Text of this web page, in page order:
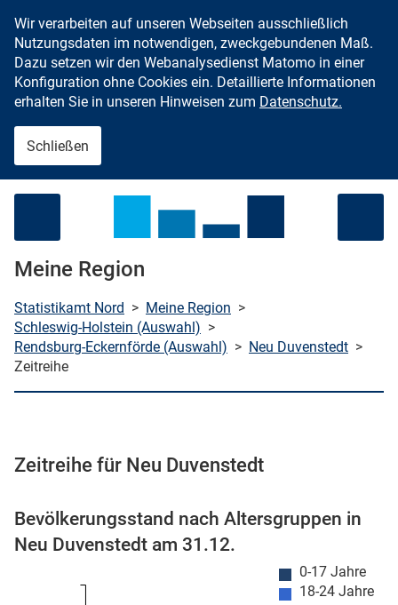
Zum Inhalt springen
starten
Wir verarbeiten auf unseren Webseiten ausschließlich
Nutzungsdaten im notwendigen, zweckgebundenen Maß.
Dazu setzen wir den Webanalysedienst Matomo in einer
Konfiguration ohne Cookies ein. Detaillierte Informationen
erhalten Sie in unseren Hinweisen zum Datenschutz.
Schließen
Meine Region
Statistikamt Nord > Meine Region >
Schleswig-Holstein (Auswahl) >
Rendsburg-Eckernförde (Auswahl) > Neu Duvenstedt >
Zeitreihe
Zeitreihe für Neu Duvenstedt
Bevölkerungsstand nach Altersgruppen in
Neu Duvenstedt am 31.12.
0-17 Jahre
18-24 Jahre